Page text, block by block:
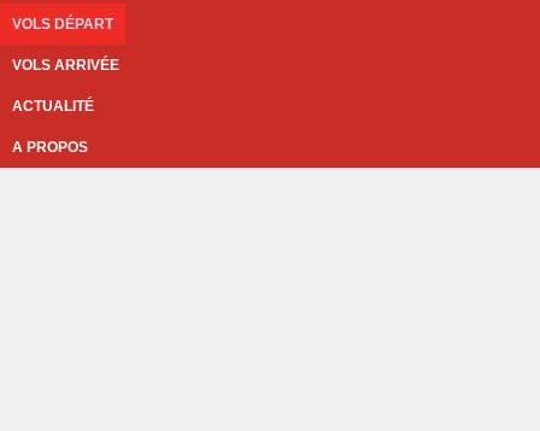
VOLS DÉPART
VOLS ARRIVÉE
ACTUALITÉ
A PROPOS